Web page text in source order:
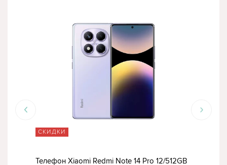
СКИДКИ
Телефон Xiaomi Redmi Note 14 Pro 12/512GB